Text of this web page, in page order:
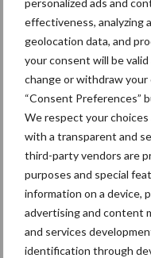
personalized ads and
effectiveness, analyzing
geolocation data, and
your consent will be valid
change or withdraw
“Consent Preferences”
We respect your
with a transparent and
third-party vendors are
purposes and special
information on a device,
advertising and content
and services
identification through
De speenhuid:
risicofactor voor